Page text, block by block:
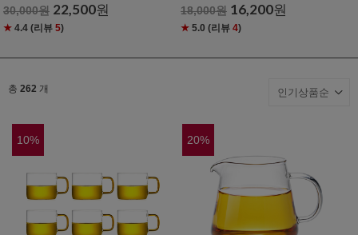
30,000원 22,500원
★ 4.4 (리뷰 5)
18,000원 16,200원
★ 5.0 (리뷰 4)
총 262 개
10% 20%